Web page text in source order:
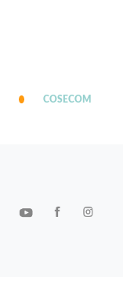
COSECOM